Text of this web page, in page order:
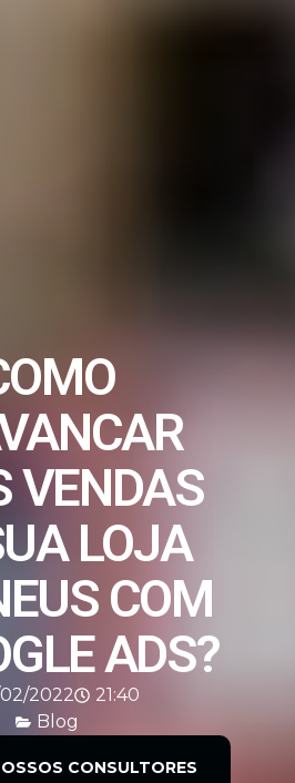
VENDAS
LOJA
COM
ADS?
2022
21:40
Blog
CONSULTORES